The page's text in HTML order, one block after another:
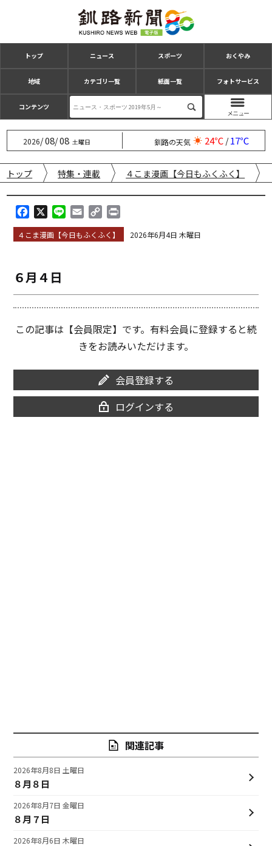
トップ ニュース スポーツ おくやみ
地域 カテゴリ一覧 紙面一覧 フォトサービス
コンテンツ
2026/08/08 土曜日 釧路の天気 24℃/17℃
トップ 特集・連載 ４こま漫画【今日もふくふく】
a
c
o
o
k
i
n
m
a
o
p
n
k
r
i
４こま漫画【今日もふくふく】 2026年6月4日 木曜日
６月４日
この記事は【会員限定】です。有料会員に登録すると続
きをお読みいただけます。
会員登録する
ログインする
関連記事
８月８日
2026年8月8日 土曜日
８月７日
2026年8月7日 金曜日
2026年8月6日 木曜日